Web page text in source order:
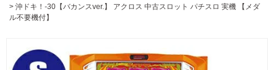
沖ドキ！-30【バカンスver.】 アクロス 中古スロット パチスロ 実機 【メダ
ル不要機付】